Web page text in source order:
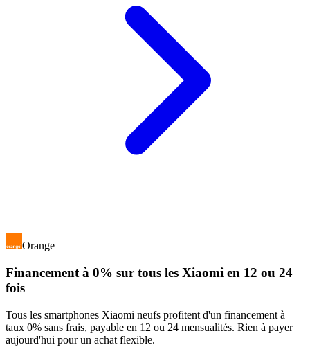
Orange
Financement à 0% sur tous les Xiaomi en 12 ou 24
fois
Tous les smartphones Xiaomi neufs profitent d'un financement à
taux 0% sans frais, payable en 12 ou 24 mensualités. Rien à payer
aujourd'hui pour un achat flexible.